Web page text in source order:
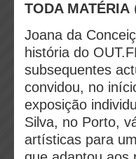
TODA MATÉRIA
Joana da
história do
subsequentes
convidou, no
exposição
Silva, no Porto,
artísticas para